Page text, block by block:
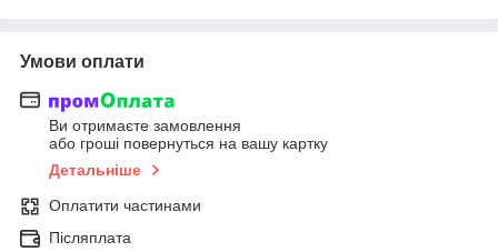
Умови оплати
Ви отримаєте замовлення
або гроші повернуться на вашу картку
Детальніше
Оплатити частинами
Післяплата